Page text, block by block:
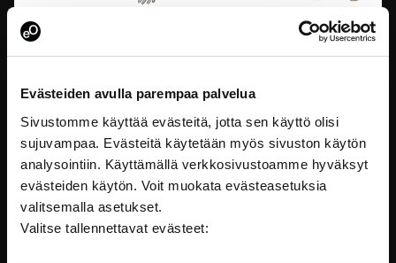
Evästeiden avulla parempaa palvelua
Sivustomme käyttää evästeitä, jotta sen käyttö olisi
sujuvampaa. Evästeitä käytetään myös sivuston käytön
analysointiin. Käyttämällä verkkosivustoamme hyväksyt
evästeiden käytön. Voit muokata evästeasetuksia
valitsemalla asetukset.
Valitse tallennettavat evästeet:
Sukupuolten tasa-arvo ja yhdenvertaisuus - Miksi
ja miten?
Sukupuolten tasa-arvo ja yhdenvertaisuus eivät ole
Lainsäädäntö